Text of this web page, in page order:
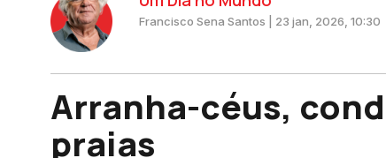
Francisco Sena Santos | 23 jan, 2026, 10:30
Arranha-céus,
praias